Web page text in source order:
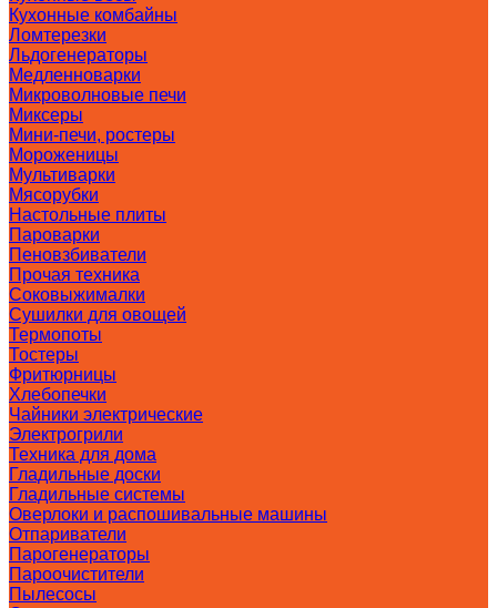
Кухонные комбайны
Ломтерезки
Льдогенераторы
Медленноварки
Микроволновые печи
Миксеры
Мини-печи, ростеры
Мороженицы
Мультиварки
Мясорубки
Настольные плиты
Пароварки
Пеновзбиватели
Прочая техника
Соковыжималки
Сушилки для овощей
Термопоты
Тостеры
Фритюрницы
Хлебопечки
Чайники электрические
Электрогрили
Техника для дома
Гладильные доски
Гладильные системы
Оверлоки и распошивальные машины
Отпариватели
Парогенераторы
Пароочистители
Пылесосы